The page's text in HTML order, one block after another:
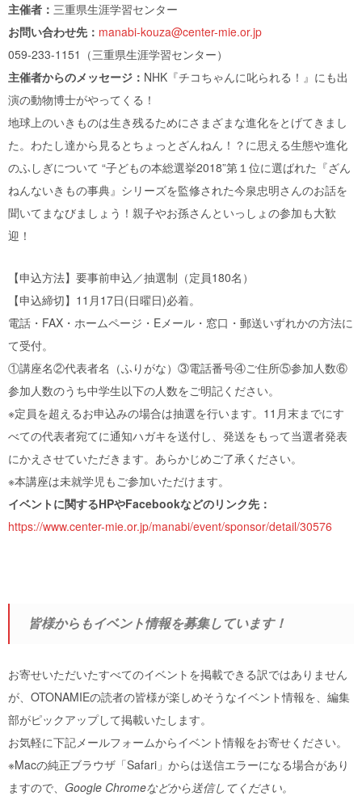
主催者： 三重県生涯学習センター
お問い合わせ先： manabi-kouza@center-mie.or.jp
059-233-1151（三重県生涯学習センター）
主催者からのメッセージ： NHK『チコちゃんに叱られる！』にも出
演の動物博士がやってくる！
地球上のいきものは生き残るためにさまざまな進化をとげてきまし
た。わたし達から見るとちょっとざんねん！？に思える生態や進化
のふしぎについて “子どもの本総選挙2018”第１位に選ばれた『ざん
ねんないきもの事典』シリーズを監修された今泉忠明さんのお話を
聞いてまなびましょう！親子やお孫さんといっしょの参加も大歓
迎！
【申込方法】要事前申込／抽選制（定員180名）
【申込締切】11月17日(日曜日)必着。
電話・FAX・ホームページ・Eメール・窓口・郵送いずれかの方法に
て受付。
①講座名②代表者名（ふりがな）③電話番号④ご住所⑤参加人数⑥
参加人数のうち中学生以下の人数をご明記ください。
※定員を超えるお申込みの場合は抽選を行います。11月末までにす
べての代表者宛てに通知ハガキを送付し、発送をもって当選者発表
にかえさせていただきます。あらかじめご了承ください。
※本講座は未就学児もご参加いただけます。
イベントに関するHPやFacebookなどのリンク先：
https://www.center-mie.or.jp/manabi/event/sponsor/detail/30576
皆様からもイベント情報を募集しています！
お寄せいただいたすべてのイベントを掲載できる訳ではありません
が、OTONAMIEの読者の皆様が楽しめそうなイベント情報を、編集
部がピックアップして掲載いたします。
お気軽に下記メールフォームからイベント情報をお寄せください。
※Macの純正ブラウザ「Safari」からは送信エラーになる場合があり
ますので、 Google Chromeなどから送信してください。